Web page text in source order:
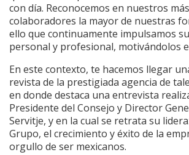
con día. Reconocemos en nuestros
colaboradores la mayor de nuestras
ello que continuamente impulsamos
personal y profesional, motivándolos
En este contexto, te hacemos llegar
revista de la prestigiada agencia de
en donde destaca una entrevista
Presidente del Consejo y Director
Servitje, y en la cual se retrata su
Grupo, el crecimiento y éxito de la
orgullo de ser mexicanos.